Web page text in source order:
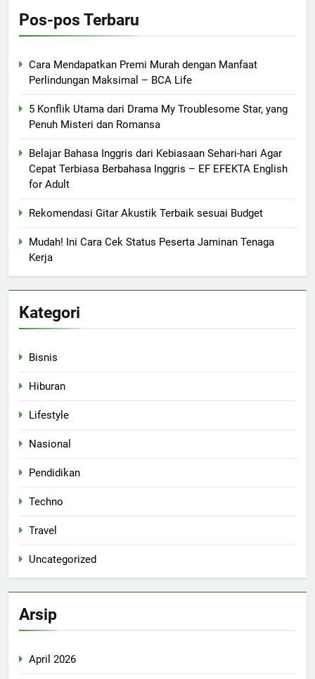
Pos-pos Terbaru
Cara Mendapatkan Premi Murah dengan Manfaat
Perlindungan Maksimal – BCA Life
5 Konflik Utama dari Drama My Troublesome Star, yang
Penuh Misteri dan Romansa
Belajar Bahasa Inggris dari Kebiasaan Sehari-hari Agar
Cepat Terbiasa Berbahasa Inggris – EF EFEKTA English
for Adult
Rekomendasi Gitar Akustik Terbaik sesuai Budget
Mudah! Ini Cara Cek Status Peserta Jaminan Tenaga
Kerja
Kategori
Bisnis
Hiburan
Lifestyle
Nasional
Pendidikan
Techno
Travel
Uncategorized
Arsip
April 2026